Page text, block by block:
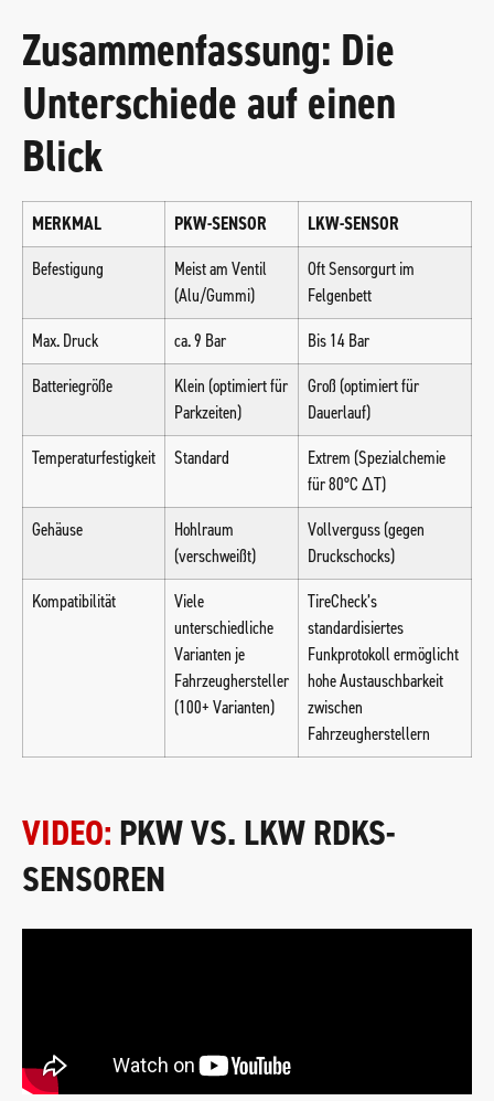
Zusammenfassung: Die
Unterschiede auf einen
Blick
MERKMAL PKW-SENSOR
LKW-SENSOR
Befestigung
Meist am Ventil
(Alu/Gummi)
Oft Sensorgurt im
Felgenbett
Max. Druck
ca. 9 Bar
Bis 14 Bar
Batteriegröße
Klein (optimiert für
Parkzeiten)
Groß (optimiert für
Dauerlauf)
Temperaturfestigkeit
Standard
Extrem (Spezialchemie
für 80°C ΔT)
Gehäuse
Hohlraum
(verschweißt)
Vollverguss (gegen
Druckschocks)
Kompatibilität
Viele
unterschiedliche
Varianten je
Fahrzeughersteller
(100+ Varianten)
TireCheck’s
standardisiertes
Funkprotokoll ermöglicht
hohe Austauschbarkeit
zwischen
Fahrzeugherstellern
VIDEO: PKW VS. LKW RDKS-
SENSOREN